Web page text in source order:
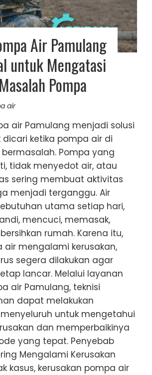
Air Pamulang
untuk Mengatasi
Pompa
air
air Pamulang menjadi solusi
ketika pompa air di
Pompa yang
tidak menyedot air, atau
sering membuat aktivitas
menjadi terganggu. Air
utama setiap hari,
mencuci, memasak,
rumah. Karena itu,
air mengalami kerusakan,
segera dilakukan agar
lancar. Melalui layanan
air Pamulang, teknisi
dapat melakukan
untuk mengetahui
dan memperbaikinya
yang tepat. Penyebab
Mengalami Kerusakan
kasus, kerusakan pompa air